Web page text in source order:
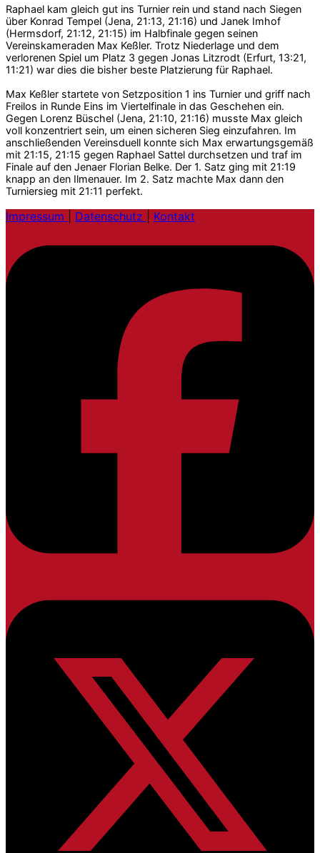
Raphael kam gleich gut ins Turnier rein und stand nach Siegen
über Konrad Tempel (Jena, 21:13, 21:16) und Janek Imhof
(Hermsdorf, 21:12, 21:15) im Halbfinale gegen seinen
Vereinskameraden Max Keßler. Trotz Niederlage und dem
verlorenen Spiel um Platz 3 gegen Jonas Litzrodt (Erfurt, 13:21,
11:21) war dies die bisher beste Platzierung für Raphael.
Max Keßler startete von Setzposition 1 ins Turnier und griff nach
Freilos in Runde Eins im Viertelfinale in das Geschehen ein.
Gegen Lorenz Büschel (Jena, 21:10, 21:16) musste Max gleich
voll konzentriert sein, um einen sicheren Sieg einzufahren. Im
anschließenden Vereinsduell konnte sich Max erwartungsgemäß
mit 21:15, 21:15 gegen Raphael Sattel durchsetzen und traf im
Finale auf den Jenaer Florian Belke. Der 1. Satz ging mit 21:19
knapp an den Ilmenauer. Im 2. Satz machte Max dann den
Turniersieg mit 21:11 perfekt.
Impressum Datenschutz Kontakt